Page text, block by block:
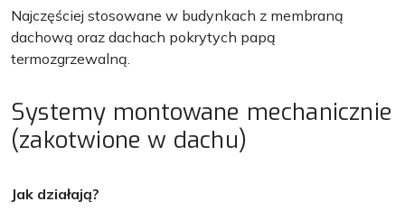
Najczęściej stosowane w budynkach z membraną
dachową oraz dachach pokrytych papą
termozgrzewalną.
Systemy montowane mechanicznie
(zakotwione w dachu)
Jak działają?